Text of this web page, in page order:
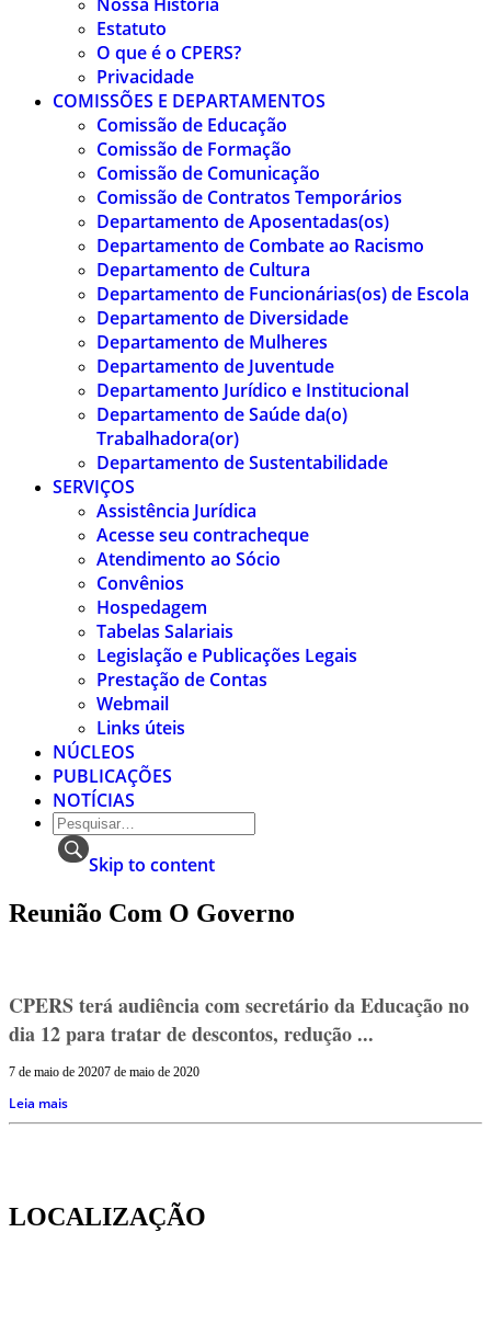
Estatuto
O que é o CPERS?
Privacidade
COMISSÕES E DEPARTAMENTOS
Comissão de Educação
Comissão de Formação
Comissão de Comunicação
Comissão de Contratos Temporários
Departamento de Aposentadas(os)
Departamento de Combate ao Racismo
Departamento de Cultura
Departamento de Funcionárias(os) de Escola
Departamento de Diversidade
Departamento de Mulheres
Departamento de Juventude
Departamento Jurídico e Institucional
Departamento de Saúde da(o)
Trabalhadora(or)
Departamento de Sustentabilidade
SERVIÇOS
Assistência Jurídica
Acesse seu contracheque
Atendimento ao Sócio
Convênios
Hospedagem
Tabelas Salariais
Legislação e Publicações Legais
Prestação de Contas
Webmail
Links úteis
NÚCLEOS
PUBLICAÇÕES
NOTÍCIAS
Skip to content
Reunião Com O Governo
CPERS terá audiência com secretário da Educação no
dia 12 para tratar de descontos, redução ...
7 de maio de 20207 de maio de 2020
Leia mais
LOCALIZAÇÃO